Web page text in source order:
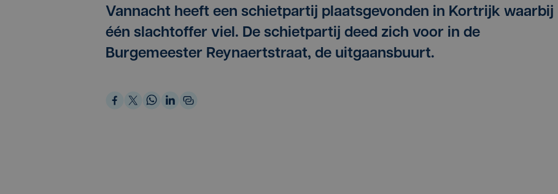
Vannacht heeft een schietpartij plaatsgevonden in Kortrijk waarbij
één slachtoffer viel. De schietpartij deed zich voor in de
Burgemeester Reynaertstraat, de uitgaansbuurt.